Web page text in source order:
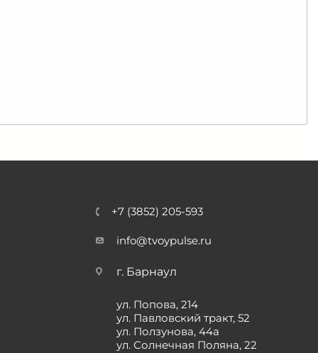
+7 (3852) 205-593
info@tvoypulse.ru
г. Барнаул
ул. Попова, 214
ул. Павловский тракт, 52
ул. Ползунова, 44а
ул. Солнечная Поляна, 22